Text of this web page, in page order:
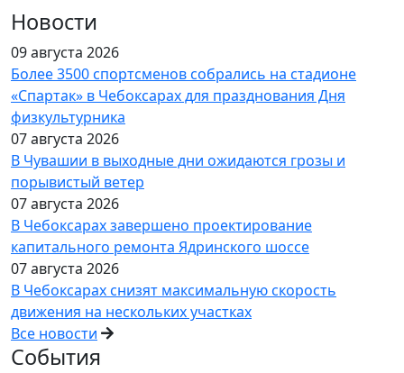
Новости
09 августа 2026
Более 3500 спортсменов собрались на стадионе
«Спартак» в Чебоксарах для празднования Дня
физкультурника
07 августа 2026
В Чувашии в выходные дни ожидаются грозы и
порывистый ветер
07 августа 2026
В Чебоксарах завершено проектирование
капитального ремонта Ядринского шоссе
07 августа 2026
В Чебоксарах снизят максимальную скорость
движения на нескольких участках
Все новости
События